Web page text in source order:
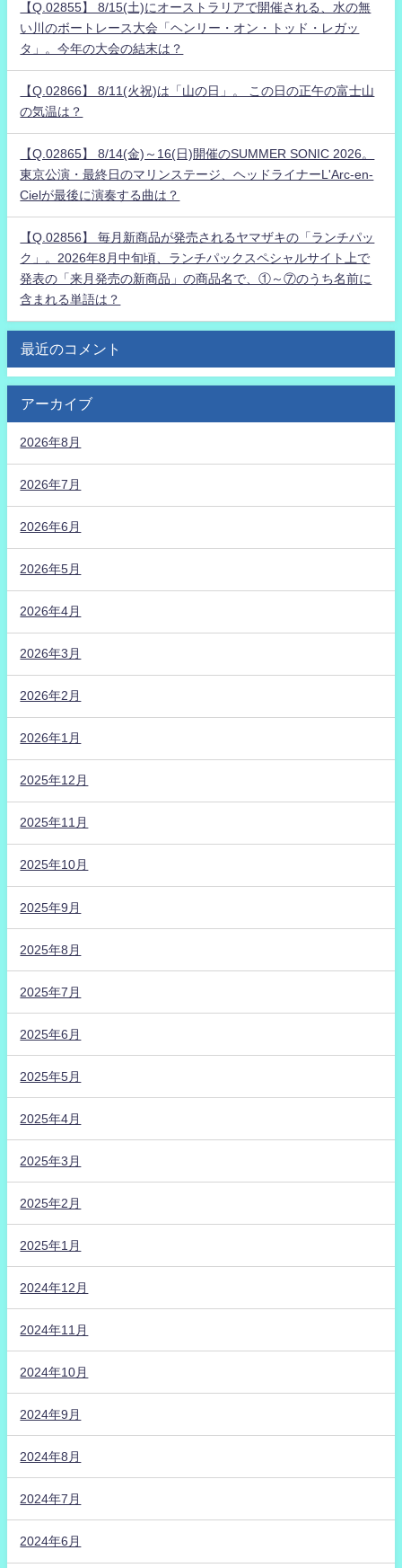
【Q.02855】 8/15(土)にオーストラリアで開催される、水の無
い川のボートレース大会「ヘンリー・オン・トッド・レガッ
タ」。今年の大会の結末は？
【Q.02866】 8/11(火祝)は「山の日」。 この日の正午の富士山
の気温は？
【Q.02865】 8/14(金)～16(日)開催のSUMMER SONIC 2026。
東京公演・最終日のマリンステージ、ヘッドライナーL'Arc-en-
Cielが最後に演奏する曲は？
【Q.02856】 毎月新商品が発売されるヤマザキの「ランチパッ
ク」。2026年8月中旬頃、ランチパックスペシャルサイト上で
発表の「来月発売の新商品」の商品名で、①～⑦のうち名前に
含まれる単語は？
最近のコメント
アーカイブ
2026年8月
2026年7月
2026年6月
2026年5月
2026年4月
2026年3月
2026年2月
2026年1月
2025年12月
2025年11月
2025年10月
2025年9月
2025年8月
2025年7月
2025年6月
2025年5月
2025年4月
2025年3月
2025年2月
2025年1月
2024年12月
2024年11月
2024年10月
2024年9月
2024年8月
2024年7月
2024年6月